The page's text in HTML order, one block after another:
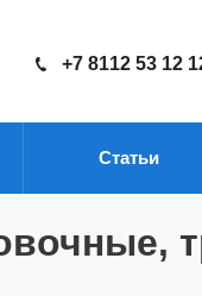
+7 8112 53 12
Статьи